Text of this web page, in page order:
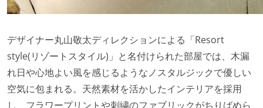
デザイナー丸山敬太ディレクションによる「Resort
style(リゾートスタイル)」と名付けられた部屋では、木漏
れ日や心地よい風を感じるようなノスタルジックで優しい
空気に包まれる。天然素材を活かしたインテリアを採用
し、フラワープリントや刺繍のファブリックがちりばめら